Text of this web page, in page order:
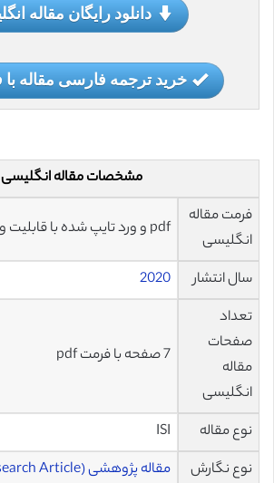
دانلود رایگان مقاله
خرید ترجمه فارسی مقاله
مشخصات مقاله انگلیسی
فرمت مقاله
انگلیسی
pdf و ورد تایپ شده با قابلیت ویرایش
سال انتشار
2020
تعداد
صفحات
مقاله
انگلیسی
7 صفحه با فرمت pdf
نوع مقاله
ISI
نوع نگارش
مقاله پژوهشی (Research Article)